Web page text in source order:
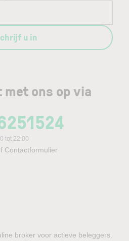
ons op via
tot 22:00
Contactformulier
u in
broker voor actieve beleggers.